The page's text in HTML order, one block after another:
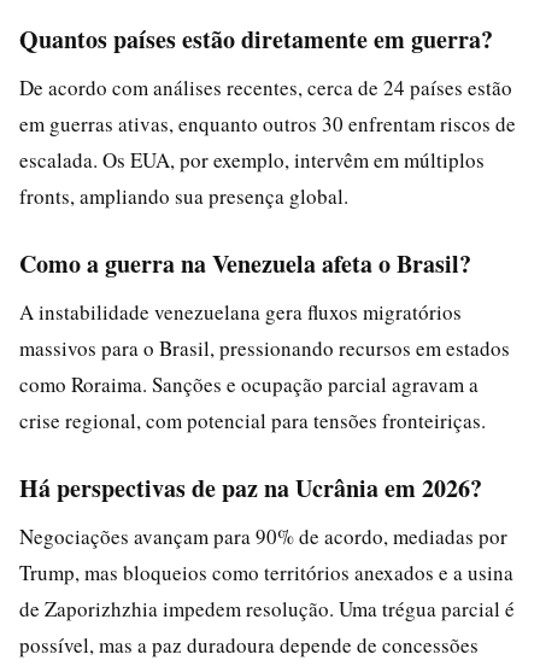
Quantos países estão diretamente em guerra?
De acordo com análises recentes, cerca de 24 países estão
em guerras ativas, enquanto outros 30 enfrentam riscos de
escalada. Os EUA, por exemplo, intervêm em múltiplos
fronts, ampliando sua presença global.
Como a guerra na Venezuela afeta o Brasil?
A instabilidade venezuelana gera fluxos migratórios
massivos para o Brasil, pressionando recursos em estados
como Roraima. Sanções e ocupação parcial agravam a
crise regional, com potencial para tensões fronteiriças.
Há perspectivas de paz na Ucrânia em 2026?
Negociações avançam para 90% de acordo, mediadas por
Trump, mas bloqueios como territórios anexados e a usina
de Zaporizhzhia impedem resolução. Uma trégua parcial é
possível, mas a paz duradoura depende de concessões